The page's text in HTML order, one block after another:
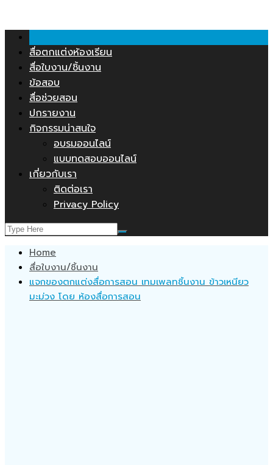
content
สื่อตกแต่งห้องเรียน
สื่อใบงาน/ชิ้นงาน
ข้อสอบ
สื่อช่วยสอน
ปกรายงาน
กิจกรรมน่าสนใจ
อบรมออนไลน์
แบบทดสอบออนไลน์
เกี่ยวกับเรา
ติดต่อเรา
Privacy Policy
Home
สื่อใบงาน/ชิ้นงาน
แจกของตกแต่งสื่อการสอน เทมเพลทชิ้นงาน ข้าวเหนียว
มะม่วง โดย ห้องสื่อการสอน